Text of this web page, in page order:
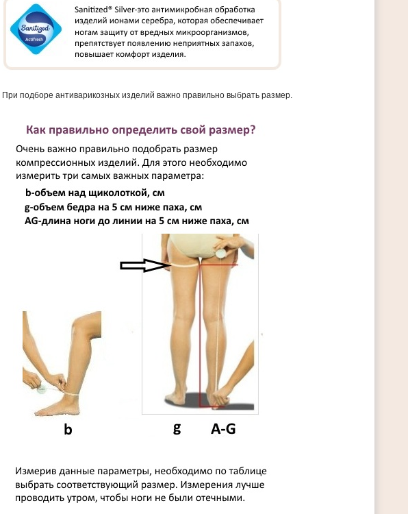
При подборе антиварикозных изделий важно правильно выбрать размер.